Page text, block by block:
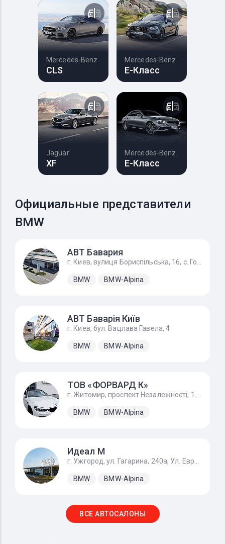
Mercedes-Benz
CLS
Mercedes-Benz
E-Класс
Jaguar
XF
Mercedes-Benz
E-Класс
Официальные представители
BMW
АВТ Бавария
BMW BMW-Alpina
АВТ Баварія Київ
г. Киев, бул. Вацлава Гавела, 4
BMW BMW-Alpina
ТОВ «ФОРВАРД К»
BMW BMW-Alpina
Идеал М
BMW BMW-Alpina
ВСЕ АВТОСАЛОНЫ